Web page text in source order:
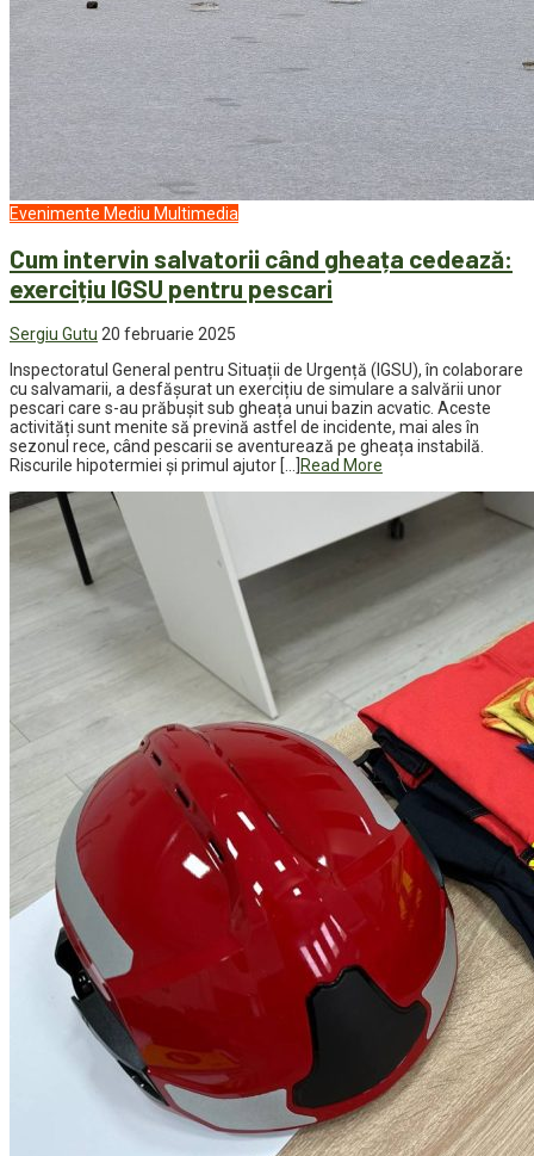
Evenimente Mediu Multimedia
Cum intervin salvatorii când gheața cedează:
exercițiu IGSU pentru pescari
Sergiu Gutu 20 februarie 2025
Inspectoratul General pentru Situații de Urgență (IGSU), în colaborare
cu salvamarii, a desfășurat un exercițiu de simulare a salvării unor
pescari care s-au prăbușit sub gheața unui bazin acvatic. Aceste
activități sunt menite să prevină astfel de incidente, mai ales în
sezonul rece, când pescarii se aventurează pe gheața instabilă.
Riscurile hipotermiei și primul ajutor […]
Read More